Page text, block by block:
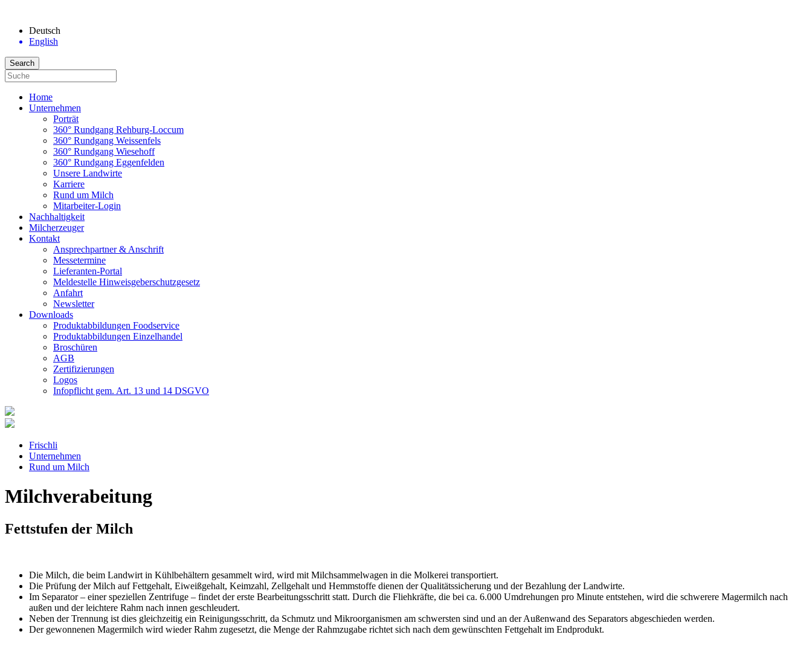
Deutsch
English
Home
Unternehmen
Porträt
360° Rundgang Rehburg-Loccum
360° Rundgang Weissenfels
360° Rundgang Wiesehoff
360° Rundgang Eggenfelden
Unsere Landwirte
Karriere
Rund um Milch
Mitarbeiter-Login
Nachhaltigkeit
Milcherzeuger
Kontakt
Ansprechpartner & Anschrift
Messetermine
Lieferanten-Portal
Meldestelle Hinweisgeberschutzgesetz
Anfahrt
Newsletter
Downloads
Produktabbildungen Foodservice
Produktabbildungen Einzelhandel
Broschüren
AGB
Zertifizierungen
Logos
Infopflicht gem. Art. 13 und 14 DSGVO
Frischli
Unternehmen
Rund um Milch
Milchverabeitung
Fettstufen der Milch
Die Milch, die beim Landwirt in Kühlbehältern gesammelt wird, wird mit Milchsammelwagen in die Molkerei transportiert.
Die Prüfung der Milch auf Fettgehalt, Eiweißgehalt, Keimzahl, Zellgehalt und Hemmstoffe dienen der Qualitätssicherung und der Bezahlung der Landwirte.
Im Separator – einer speziellen Zentrifuge – findet der erste Bearbeitungsschritt statt. Durch die Fliehkräfte, die bei ca. 6.000 Umdrehungen pro Minute entstehen, wird die schwerere Magermilch nach
außen und der leichtere Rahm nach innen geschleudert.
Neben der Trennung ist dies gleichzeitig ein Reinigungsschritt, da Schmutz und Mikroorganismen am schwersten sind und an der Außenwand des Separators abgeschieden werden.
Der gewonnenen Magermilch wird wieder Rahm zugesetzt, die Menge der Rahmzugabe richtet sich nach dem gewünschten Fettgehalt im Endprodukt.